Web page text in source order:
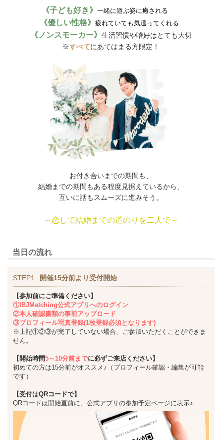
《子ども好き》 一緒に遊ぶ姿に癒される
《優しい性格》 疲れていても気遣ってくれる
《ノンスモーカー》 生活習慣や嗜好はとても大切
※すべてにあてはまる方限定！
お付き合いまでの期間も、
結婚までの期間もある程度見据えているから、
互いに話もスムーズに進みそう。
～恋して結婚までの道のりを二人で～
当日の流れ
STEP1 開催15分前より受付開始
【参加前にご準備ください】
①IBJMatching公式アプリへのログイン
②本人確認書類の事前アップロード
③プロフィール写真登録(1枚登録必須となります)
※上記①②③が完了していない場合、ご参加いただくことができま
せん。
【開始時間5～10分前までに必ずご来店ください】
初めての方は15分前がオススメ♪（プロフィール確認・編集が可能
です）
【受付はQRコードで】
QRコードは開始直前に、公式アプリの参加予定ページに表示♪